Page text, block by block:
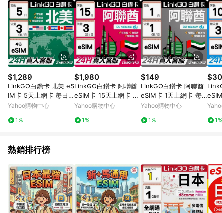
3. 訂單回饋金額將扣除運費/購物金/超贈點/福利金/紅利折抵/折
價券等虛擬貨幣折抵 4. 大宗採購或批發轉賣不具回饋資格： 如
有相關事證認定您為大宗採購、批發轉賣而非最終消費使用者，
相關認定以Yahoo購物中心之認定為準
$1,289
LinkGO白鑽卡 北美 eS
IM卡 5天上網卡 每日3
GB 高速流量(北美網卡
拿馬)
Yahoo購物中心
1%
$1,980
LinkGO白鑽卡 阿聯酋
eSIM卡 15天上網卡 每
日3GB 高速流量(阿聯
阿吉曼)
Yahoo購物中心
1%
$149
LinkGO白鑽卡 阿聯酋
eSIM卡 1天上網卡 每
日1GB 高速流量(阿聯
阿吉曼)
Yahoo購物中心
1%
流量
比1%
熱銷排行榜